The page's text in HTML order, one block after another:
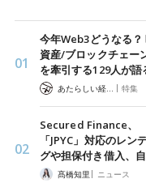
今年Web3どうなる？
資産/ブロックチェー
を牽引する129人が
| 特集
Secured Finance、
「JPYC」対応のレン
グや担保付き借入、
髙橋知里 | ニュース